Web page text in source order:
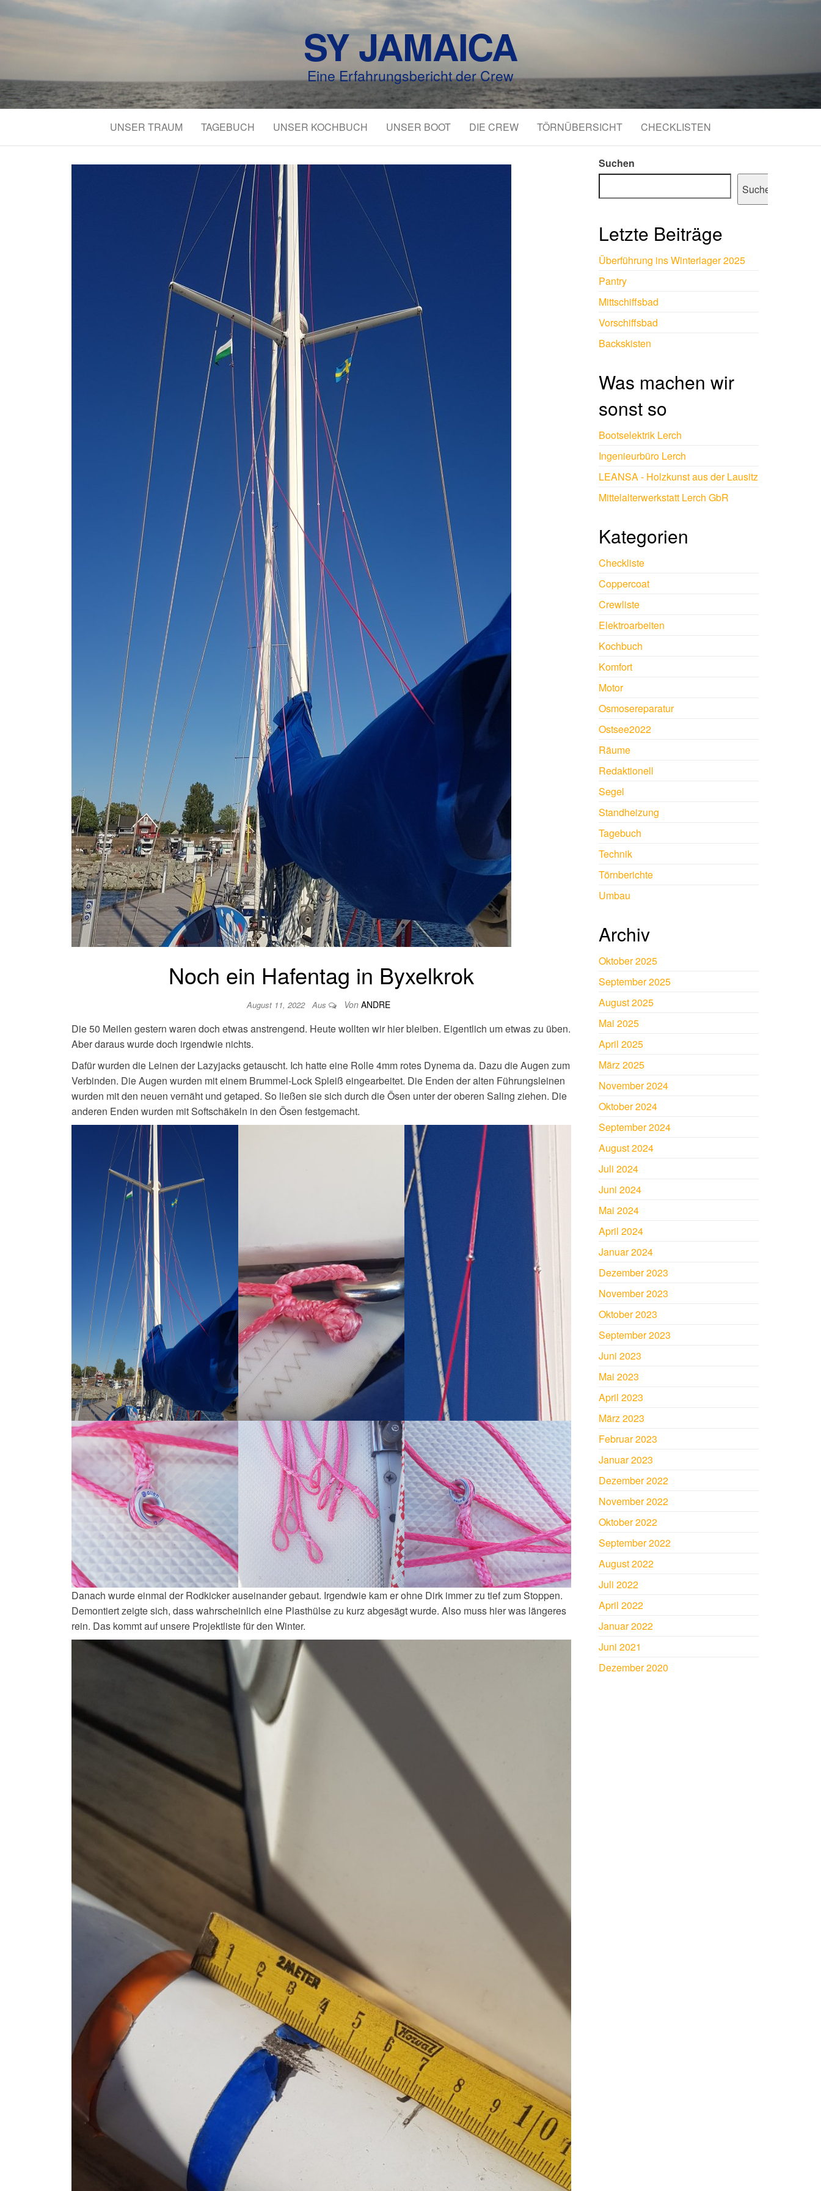
SY JAMAICA
Eine Erfahrungsbericht der Crew
UNSER TRAUM TAGEBUCH UNSER KOCHBUCH UNSER BOOT DIE CREW TÖRNÜBERSICHT CHECKLISTEN
Noch ein Hafentag in Byxelkrok
August 11, 2022 Aus Von ANDRE
Die 50 Meilen gestern waren doch etwas anstrengend. Heute wollten wir hier bleiben. Eigentlich um etwas zu üben.
Aber daraus wurde doch irgendwie nichts.
Dafür wurden die Leinen der Lazyjacks getauscht. Ich hatte eine Rolle 4mm rotes Dynema da. Dazu die Augen zum
Verbinden. Die Augen wurden mit einem Brummel-Lock Spleiß eingearbeitet. Die Enden der alten Führungsleinen
wurden mit den neuen vernäht und getaped. So ließen sie sich durch die Ösen unter der oberen Saling ziehen. Die
anderen Enden wurden mit Softschäkeln in den Ösen festgemacht.
Danach wurde einmal der Rodkicker auseinander gebaut. Irgendwie kam er ohne Dirk immer zu tief zum Stoppen.
Demontiert zeigte sich, dass wahrscheinlich eine Plasthülse zu kurz abgesägt wurde. Also muss hier was längeres
rein. Das kommt auf unsere Projektliste für den Winter.
Suchen
Suchen
Letzte Beiträge
Überführung ins Winterlager 2025
Pantry
Mittschiffsbad
Vorschiffsbad
Backskisten
Was machen wir
sonst so
Bootselektrik Lerch
Ingenieurbüro Lerch
LEANSA - Holzkunst aus der Lausitz
Mittelalterwerkstatt Lerch GbR
Kategorien
Checkliste
Coppercoat
Crewliste
Elektroarbeiten
Kochbuch
Komfort
Motor
Osmosereparatur
Ostsee2022
Räume
Redaktionell
Segel
Standheizung
Tagebuch
Technik
Törnberichte
Umbau
Archiv
Oktober 2025
September 2025
August 2025
Mai 2025
April 2025
März 2025
November 2024
Oktober 2024
September 2024
August 2024
Juli 2024
Juni 2024
Mai 2024
April 2024
Januar 2024
Dezember 2023
November 2023
Oktober 2023
September 2023
Juni 2023
Mai 2023
April 2023
März 2023
Februar 2023
Januar 2023
Dezember 2022
November 2022
Oktober 2022
September 2022
August 2022
Juli 2022
April 2022
Januar 2022
Juni 2021
Dezember 2020